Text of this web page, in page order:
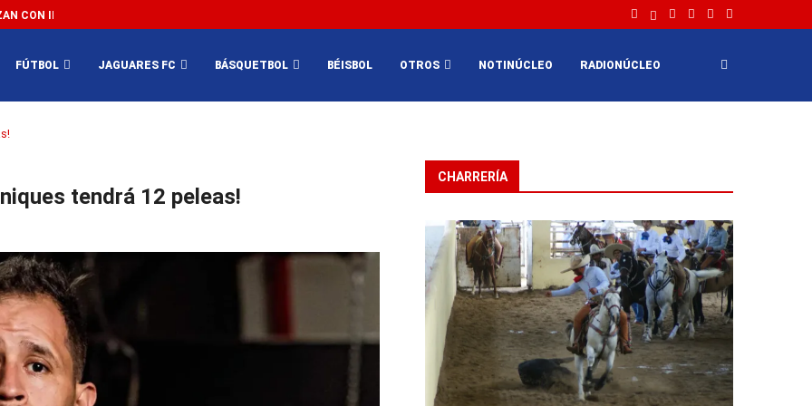
CON IMPEDIR EL MÉXICO VS SUDÁFRICA...
FÚTBOL JAGUARES FC BÁSQUETBOL BÉISBOL OTROS NOTINÚCLEO RADIONÚCLEO
tendrá 12 peleas!
CHARRERÍA